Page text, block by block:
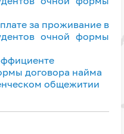
за проживание в
очной формы
договора найма
общежитии